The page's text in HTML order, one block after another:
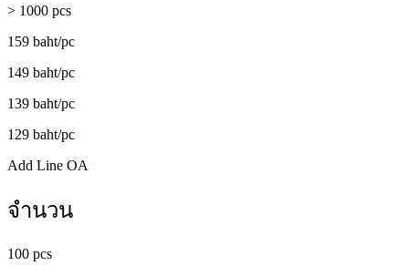
> 1000 pcs
159 baht/pc
149 baht/pc
139 baht/pc
129 baht/pc
Add Line OA
จำนวน
100 pcs